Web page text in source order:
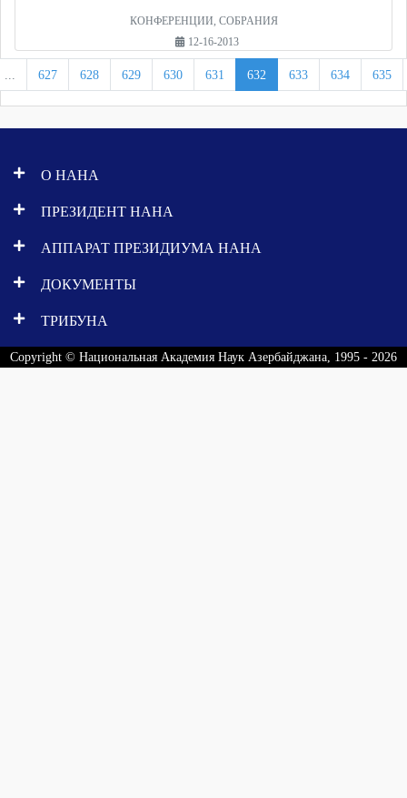
КОНФЕРЕНЦИИ, СОБРАНИЯ
12-16-2013
... 627 628 629 630 631 632 633 634 635
О НАНА
ПРЕЗИДЕНТ НАНА
АППАРАТ ПРЕЗИДИУМА НАНА
ДОКУМЕНТЫ
ТРИБУНА
Copyright © Национальная Академия Наук Азербайджана, 1995 - 2026